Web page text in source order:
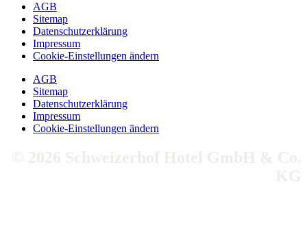
AGB
Sitemap
Datenschutzerklärung
Impressum
Cookie-Einstellungen ändern
AGB
Sitemap
Datenschutzerklärung
Impressum
Cookie-Einstellungen ändern